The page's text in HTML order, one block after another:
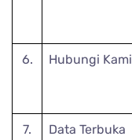
6. Hubungi Kami
7. Data Terbuka